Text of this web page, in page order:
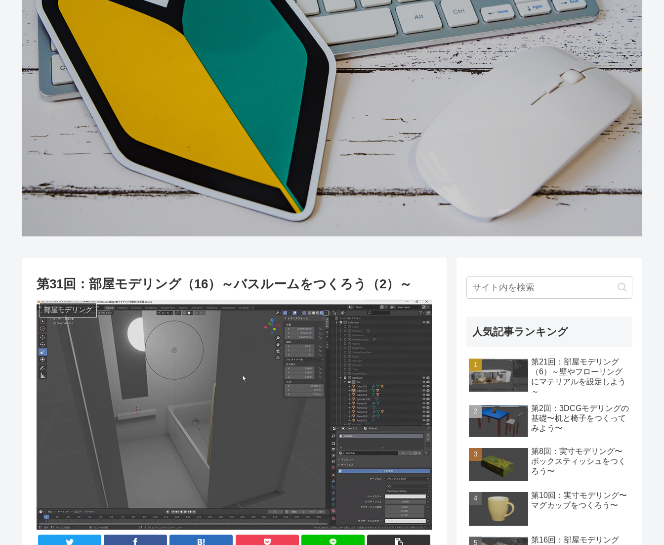
第31回：部屋モデリング（16）～バスルームをつくろう（2）～
部屋モデリング
人気記事ランキング
第21回：部屋モデリング
（6）～壁やフローリング
にマテリアルを設定しよう
～
第2回：3DCGモデリングの
基礎〜机と椅子をつくって
みよう〜
第8回：実寸モデリング〜
ボックスティッシュをつく
ろう〜
第10回：実寸モデリング〜
マグカップをつくろう〜
第16回：部屋モデリング